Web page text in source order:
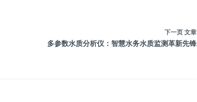
下一页 文章
多参数水质分析仪：智慧水务水质监测革新先锋